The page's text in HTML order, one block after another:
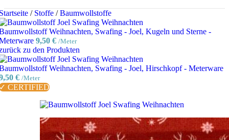
/ Stoffe / Baumwollstoffe
Weihnachten, Swafing - Joel, Kugeln und Sterne -
9,50 € /Meter
zu den Produkten
Weihnachten, Swafing - Joel, Hirschkopf - Meterware
€ /Meter
CERTIFIED